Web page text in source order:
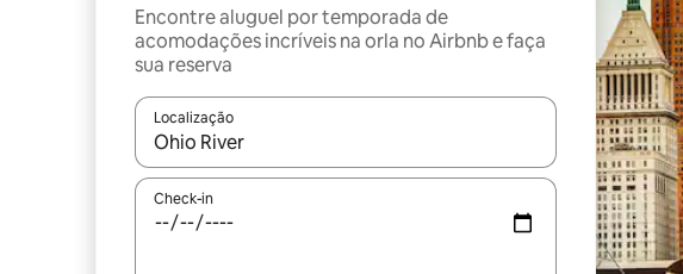
Encontre aluguel por temporada de
acomodações incríveis na orla no Airbnb e faça
sua reserva
Localização
Quando os resultados estiverem disponíveis, explore-os usando as
Check-in